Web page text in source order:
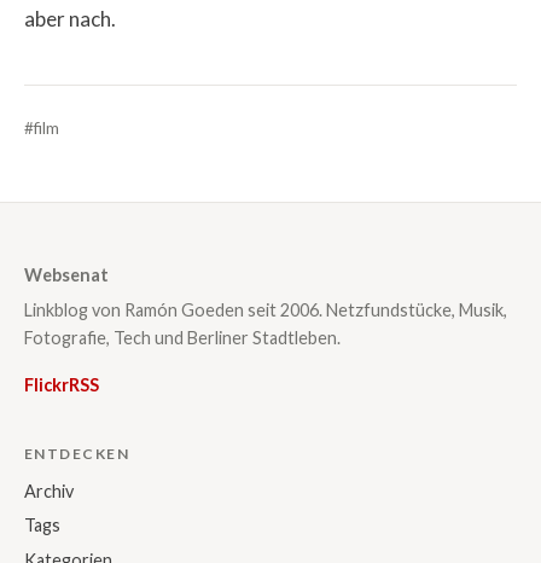
aber nach.
#film
Websenat
Linkblog von Ramón Goeden seit 2006. Netzfundstücke, Musik,
Fotografie, Tech und Berliner Stadtleben.
FlickrRSS
ENTDECKEN
Archiv
Tags